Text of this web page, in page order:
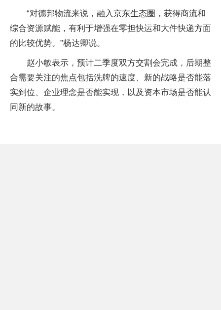
“对德邦物流来说，融入京东生态圈，获得商流和
综合资源赋能，有利于增强在零担快运和大件快递方面
的比较优势。”杨达卿说。
赵小敏表示，预计二季度双方交割会完成，后期整
合需要关注的焦点包括洗牌的速度、新的战略是否能落
实到位、企业理念是否能实现，以及资本市场是否能认
同新的故事。